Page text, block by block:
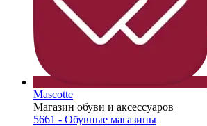
Mascotte
Магазин обуви и аксессуаров
5661 - Обувные магазины